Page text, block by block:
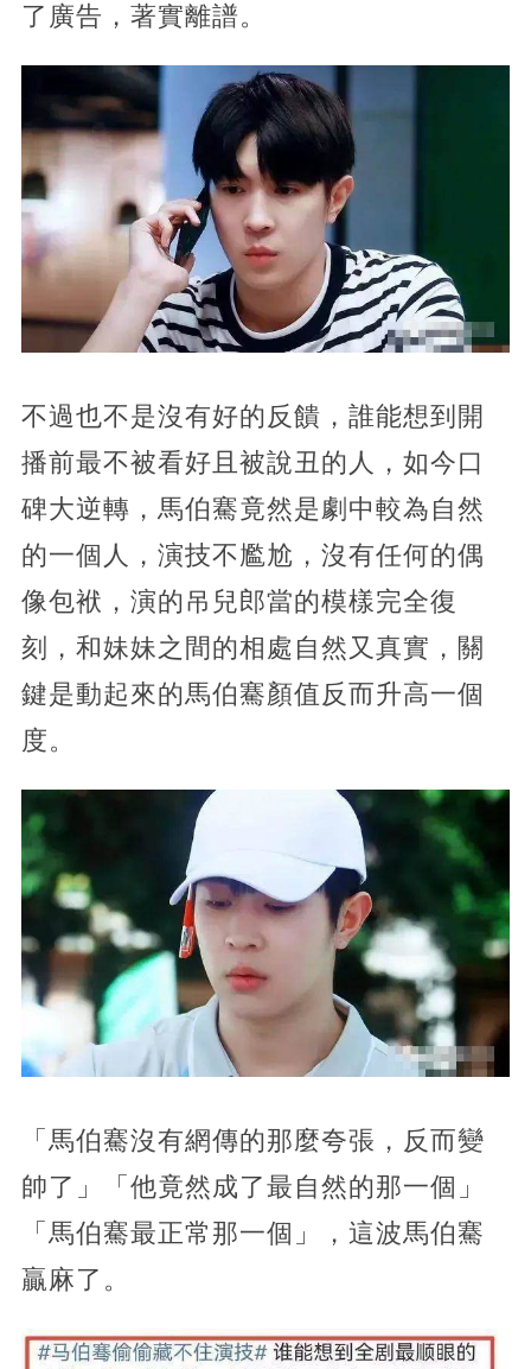
了廣告，著實離譜。
不過也不是沒有好的反饋，誰能想到開
播前最不被看好且被說丑的人，如今口
碑大逆轉，馬伯騫竟然是劇中較為自然
的一個人，演技不尷尬，沒有任何的偶
像包袱，演的吊兒郎當的模樣完全復
刻，和妹妹之間的相處自然又真實，關
鍵是動起來的馬伯騫顏值反而升高一個
度。
「馬伯騫沒有網傳的那麼夸張，反而變
帥了」「他竟然成了最自然的那一個」
「馬伯騫最正常那一個」，這波馬伯騫
贏麻了。